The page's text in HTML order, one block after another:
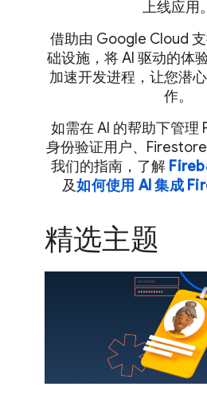
上线应用。
借助由 Google Cloud
础设施，将 AI 驱动的体
加速开发进程，让您潜
作。
如需在 AI 的帮助下管理
身份验证用户、
我们的指南，了解
及如何使用 AI 集成
精选主题